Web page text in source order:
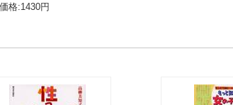
格:1430円